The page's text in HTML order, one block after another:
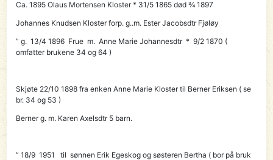
Ca. 1895Olaus Mortensen Kloster* 31/5 1865 død ¾ 1897
Johannes Knudsen Kloster forp. g..m. Ester Jacobsdtr Fjøløy
” g. 13/4 1896 Frue m. Anne Marie Johannesdtr * 9/2 1870 (
omfatter brukene 34 og 64 )
Skjøte 22/10 1898 fra enken Anne Marie Kloster til Berner Eriksen ( se
br. 34 og 53 )
Berner g. m. Karen Axelsdtr 5 barn.
” 18/9 1951 til sønnen Erik Egeskogog søsteren Bertha ( bor på bruk